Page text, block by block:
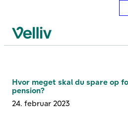
Velliv startside
Hvor meget skal du spare op
pension?
24. februar 2023